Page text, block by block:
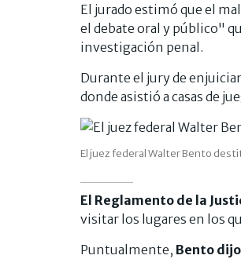
El jurado estimó que el
el debate oral y público"
investigación penal.
Durante el jury de
donde asistió a casas de
El juez federal Walter Bento
El Reglamento de la
visitar los lugares en los
Puntualmente, Bento